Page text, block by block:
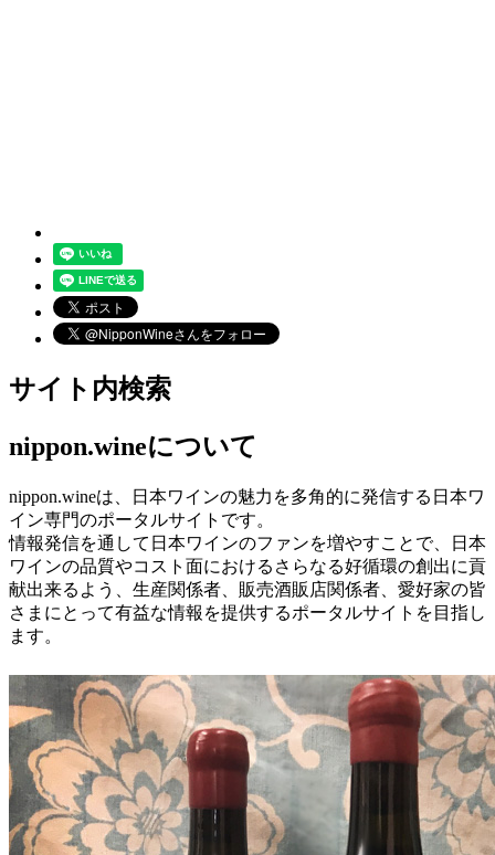
サイト内検索
nippon.wineについて
nippon.wineは、日本ワインの魅力を多角的に発信する日本ワ
イン専門のポータルサイトです。
情報発信を通して日本ワインのファンを増やすことで、日本
ワインの品質やコスト面におけるさらなる好循環の創出に貢
献出来るよう、生産関係者、販売酒販店関係者、愛好家の皆
さまにとって有益な情報を提供するポータルサイトを目指し
ます。